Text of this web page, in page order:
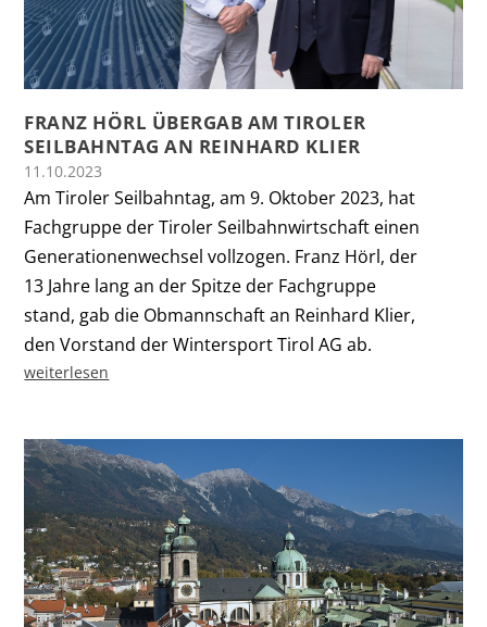
FRANZ HÖRL ÜBERGAB AM TIROLER
SEILBAHNTAG AN REINHARD KLIER
11.10.2023
Am Tiroler Seilbahntag, am 9. Oktober 2023, hat
Fachgruppe der Tiroler Seilbahnwirtschaft einen
Generationenwechsel vollzogen. Franz Hörl, der
13 Jahre lang an der Spitze der Fachgruppe
stand, gab die Obmannschaft an Reinhard Klier,
den Vorstand der Wintersport Tirol AG ab.
weiterlesen